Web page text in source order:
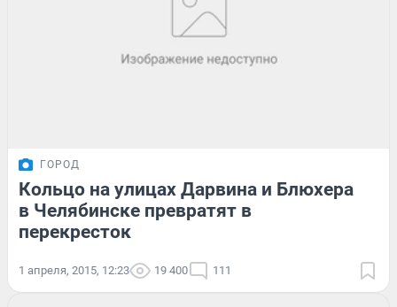
ГОРОД
Кольцо на улицах Дарвина и Блюхера
в Челябинске превратят в
перекресток
1 апреля, 2015, 12:23 19 400 111